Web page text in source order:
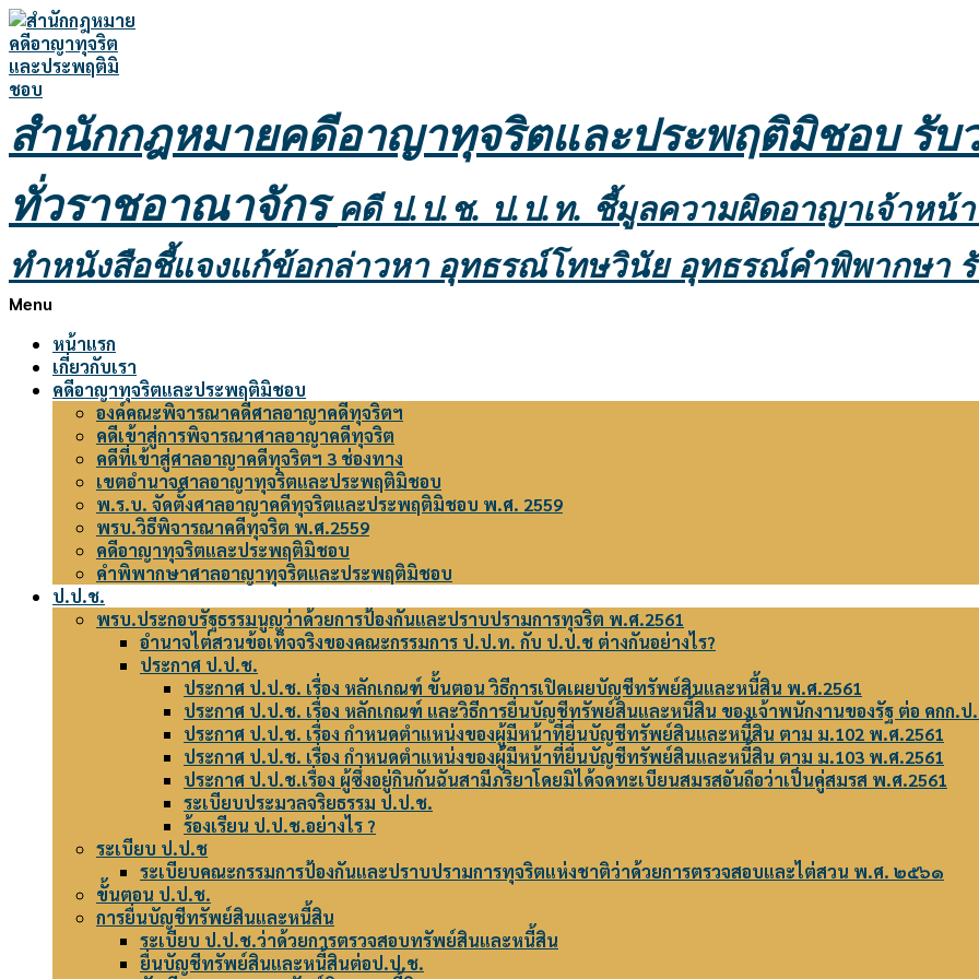
Skip
to
content
สำนักกฎหมายคดีอาญาทุจริตและประพฤติมิชอบรับ
ทั่วราชอาณาจักรคดี ป.ป.ช. ป.ป.ท. ชี้มูลความผิดอาญาเจ้าหน้
ทำหนังสือชี้แจงแก้ข้อกล่าวหา อุทธรณ์โทษวินัย อุทธรณ์คำพิพากษา
Primary
Menu
Menu
หน้าแรก
เกี่ยวกับเรา
คดีอาญาทุจริตและประพฤติมิชอบ
องค์คณะพิจารณาคดีศาลอาญาคดีทุจริตฯ
คดีเข้าสู่การพิจารณาศาลอาญาคดีทุจริต
คดีที่เข้าสู่ศาลอาญาคดีทุจริตฯ 3 ช่องทาง
เขตอำนาจศาลอาญาทุจริตและประพฤติมิชอบ
พ.ร.บ. จัดตั้งศาลอาญาคดีทุจริตและประพฤติมิชอบ พ.ศ. 2559
พรบ.วิธีพิจารณาคดีทุจริต พ.ศ.2559
คดีอาญาทุจริตและประพฤติมิชอบ
คำพิพากษาศาลอาญาทุจริตและประพฤติมิชอบ
ป.ป.ช.
พรบ.ประกอบรัฐธรรมนูญว่าด้วยการป้องกันและปราบปรามการทุจริต พ.ศ.2561
อำนาจไต่สวนข้อเท็จจริงของคณะกรรมการ ป.ป.ท. กับ ป.ป.ช ต่างกันอย่างไร?
ประกาศ ป.ป.ช.
ประกาศ ป.ป.ช. เรื่อง หลักเกณฑ์ ขั้นตอน วิธีการเปิดเผยบัญชีทรัพย์สินและหนี้สิน พ.ศ.2561
ประกาศ ป.ป.ช. เรื่อง หลักเกณฑ์ และวิธีการยื่นบัญชีทรัพย์สินและหนี้สิน ของเจ้าพนักงานของรัฐ ต่อ คกก.
ประกาศ ป.ป.ช. เรื่อง กำหนดตำแหน่งของผู้มีหน้าที่ยื่นบัญชีทรัพย์สินและหนี้สิน ตาม ม.102 พ.ศ.2561
ประกาศ ป.ป.ช. เรื่อง กำหนดตำแหน่งของผู้มีหน้าที่ยื่นบัญชีทรัพย์สินและหนี้สิน ตาม ม.103 พ.ศ.2561
ประกาศ ป.ป.ช.เรื่อง ผู้ซึ่งอยู่กินกันฉันสามีภริยาโดยมิได้จดทะเบียนสมรสอันถือว่าเป็นคู่สมรส พ.ศ.2561
ระเบียบประมวลจริยธรรม ป.ป.ช.
ร้องเรียน ป.ป.ช.อย่างไร ?
ระเบียบ ป.ป.ช
ระเบียบคณะกรรมการป้องกันและปราบปรามการทุจริตแห่งชาติว่าด้วยการตรวจสอบและไต่สวน พ.ศ. ๒๕๖๑
ขั้นตอน ป.ป.ช.
การยื่นบัญชีทรัพย์สินและหนี้สิน
ระเบียบ ป.ป.ช.ว่าด้วยการตรวจสอบทรัพย์สินและหนี้สิน
ยื่นบัญชีทรัพย์สินและหนี้สินต่อป.ป.ช.